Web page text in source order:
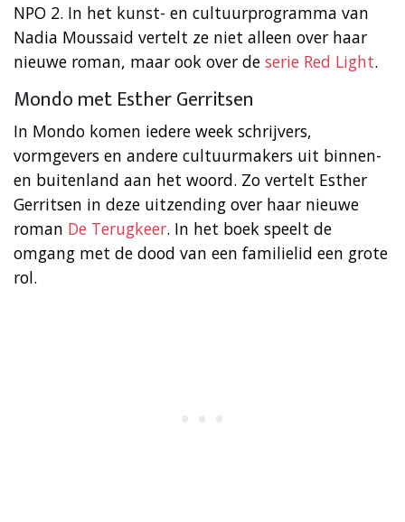
NPO 2. In het kunst- en cultuurprogramma van
Nadia Moussaid vertelt ze niet alleen over haar
nieuwe roman, maar ook over de serie Red Light.
Mondo met Esther Gerritsen
In Mondo komen iedere week schrijvers,
vormgevers en andere cultuurmakers uit binnen-
en buitenland aan het woord. Zo vertelt Esther
Gerritsen in deze uitzending over haar nieuwe
roman De Terugkeer. In het boek speelt de
omgang met de dood van een familielid een grote
rol.